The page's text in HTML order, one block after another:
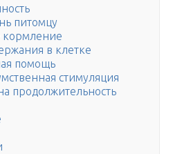
питомцу
кормление
в клетке
помощь
стимуляция
продолжительность